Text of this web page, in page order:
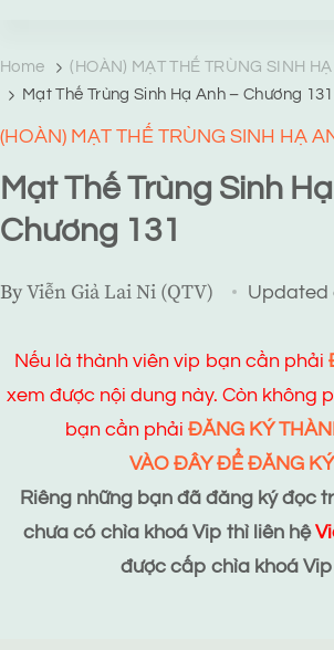
Home
(HOÀN) MẠT THẾ TRÙNG SINH
Mạt Thế Trùng Sinh Hạ Anh – Chương 131
(HOÀN) MẠT THẾ TRÙNG SINH HẠ
Mạt Thế Trùng Sinh
Chương 131
ByViễn Giả Lai Ni (QTV) Updated
Nếu là thành viên vip bạn cần phải
xem được nội dung này. Còn không
bạn cần phải ĐĂNG KÝ
VÀO ĐÂY ĐỂ ĐĂNG
Riêng những bạn đã đăng ký đọc
chưa có chìa khoá Vip thì liên hệ
được cấp chìa khoá